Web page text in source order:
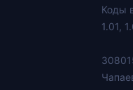
Коды
1.01,